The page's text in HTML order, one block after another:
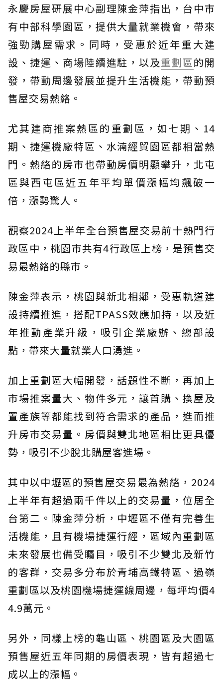
永慶房屋研展中心副理陳金萍指出，台中市
有中部科學園區，提供大量就業機會，帶來
強勁購屋需求。同時，受惠於近年重大建
設、捷運、商場陸續進駐，以及重劃區的開
發，帶動周邊發展並提升生活機能，帶動預
售屋交易熱絡。
尤其建商推案熱區的重劃區，如七期、14
期、捷運機廠特區、水湳經貿園區都相當熱
門。熱絡的房市也帶動房價明顯攀升，北屯
區與西屯區近五年平均單價漲幅均飆破一
倍，漲勢驚人。
觀察2024上半年全台預售屋交易前十熱門行
政區中，桃園市共有4行政區上榜，是預售交
易最熱絡的縣市。
陳金萍表示，桃園與新北相鄰，受惠軌道建
設持續推進，搭配TPASS效應加持，以及近
年推動產業升級，吸引企業廠辦、總部設
點，帶來大量就業人口湧進。
加上重劃區大幅開發，話題性不斷，再加上
市場推案量大、物件多元，讓首購、換屋及
置產族等都能找到符合需求的產品，進而推
升房市交易量。房價與雙北地區相比更具優
勢，吸引不少脫北購屋客進場。
其中以中壢區的預售屋交易最為熱絡，2024
上半年有超過兩千件以上的交易量，位居全
台第二。陳金萍分析，中壢區不僅有完善生
活機能，且有機場捷運行經，區域內重劃區
未來發展也備受矚目，吸引不少雙北及新竹
的客群，交易多分布於青埔高鐵特區、過嶺
重劃區以及桃園機場捷運線周邊，每坪均價4
4.9萬元。
另外，同樣上榜的龜山區、桃園區及大園區
預售屋近五年同期的房價表現，皆有超過七
成以上的漲幅。